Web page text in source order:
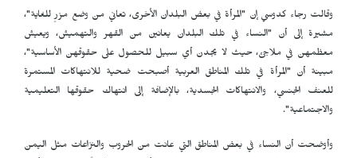
وقالت رجاء كدوسي إن "المرأة في بعض البلدان الأخرى، تعاني من وضع مزرٍ للغاية"،
مشيرة إلى أن "النساء في تلك البلدان يعانين من القهر والتهميش، ويعيش
معظمهن في ملاجئ، حيث لا يجدن أي سبيل للحصول على حقوقهن الأساسية"،
مبينة أن "المرأة في تلك المناطق العربية أصبحت ضحية للانتهاكات المستمرة
للعنف الجنسي، والانتهاكات الجسدية، بالإضافة إلى انتهاك حقوقها التعليمية
والاجتماعية".
وأوضحت أن النساء في بعض المناطق التي عانت من الحروب والنزاعات مثل اليمن